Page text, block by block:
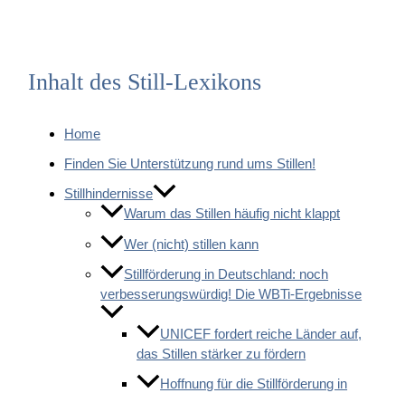
Inhalt des Still-Lexikons
Home
Finden Sie Unterstützung rund ums Stillen!
Stillhindernisse
Warum das Stillen häufig nicht klappt
Wer (nicht) stillen kann
Stillförderung in Deutschland: noch
verbesserungswürdig! Die WBTi-Ergebnisse
UNICEF fordert reiche Länder auf,
das Stillen stärker zu fördern
Hoffnung für die Stillförderung in